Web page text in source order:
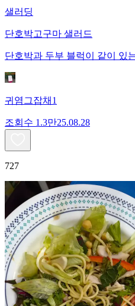
샐러딩
단호박고구마 샐러드
단호박과 두부 블럭이 같이 있
귀염그잡채1
조회수 1.3만25.08.28
727